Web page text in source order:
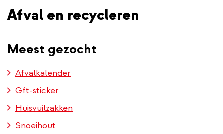
Afval en recycleren
Meest gezocht
Afvalkalender
Gft-sticker
Huisvuilzakken
Snoeihout